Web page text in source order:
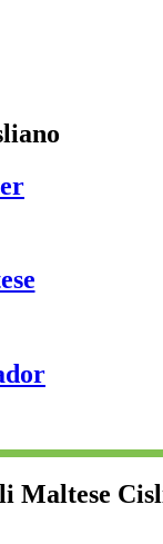
Maltese